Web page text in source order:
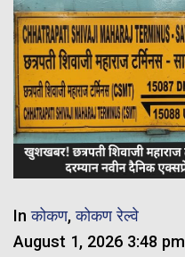
Inकोकण,कोकण रेल्वे
August 1, 2026 3:48 pm